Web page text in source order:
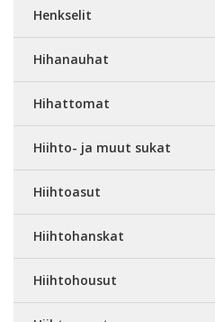
Henkselit
Hihanauhat
Hihattomat
Hiihto- ja muut sukat
Hiihtoasut
Hiihtohanskat
Hiihtohousut